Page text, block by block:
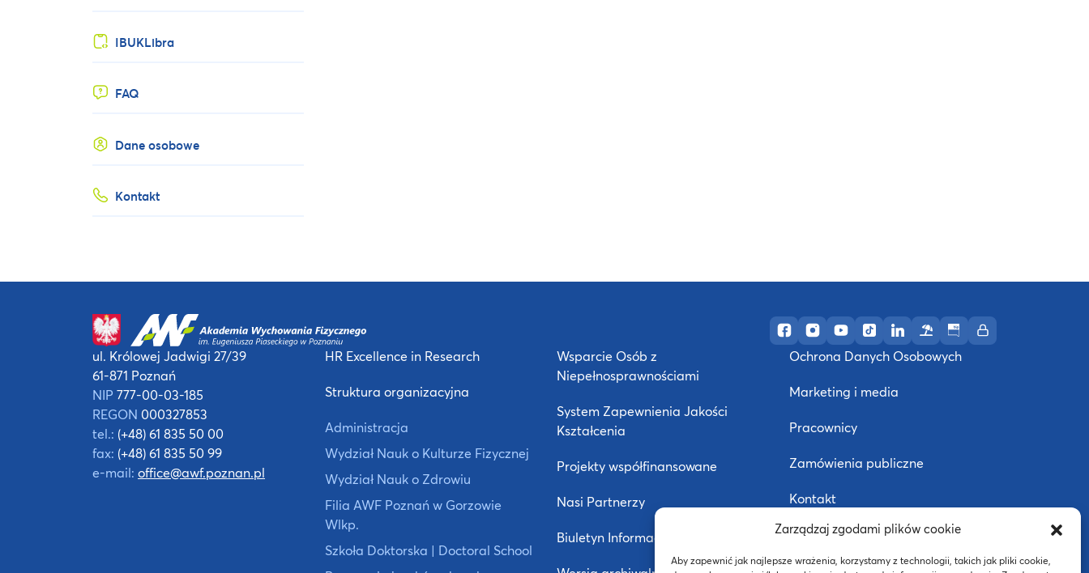
Zarządzaj zgodami plików cookie
Aby zapewnić jak najlepsze wrażenia, korzystamy z technologii, takich jak pliki cookie,
IBUKLibra
FAQ
Dane osobowe
Kontakt
Profil AWF Poznań w serwisie Facebook
Profil AWF Poznań w serwisie Instagram
Profil AWF Poznań w serwisie YouTube
Profil AWF Poznań w serwisie TikTok
Profil AWF Poznań w serwisie
Ośrodek wypoczynkowy w
Biuletyn Informacji
Intranet
ul. Królowej Jadwigi 27/39
61-871 Poznań
NIP 777-00-03-185
REGON 000327853
tel.: (+48) 61 835 50 00
fax: (+48) 61 835 50 99
e-mail: office@awf.poznan.pl
HR Excellence in Research
Struktura organizacyjna
Administracja
Wydział Nauk o Kulturze Fizycznej
Wydział Nauk o Zdrowiu
Filia AWF Poznań w Gorzowie
Wlkp.
Szkoła Doktorska | Doctoral School
Wsparcie Osób z
Niepełnosprawnościami
System Zapewnienia Jakości
Kształcenia
Projekty współfinansowane
Nasi Partnerzy
Biuletyn Informacji Publicznej
Ochrona Danych Osobowych
Marketing i media
Pracownicy
Zamówienia publiczne
Kontakt
Deklaracja dostępności